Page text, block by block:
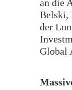
an die
Belski,
der
Global